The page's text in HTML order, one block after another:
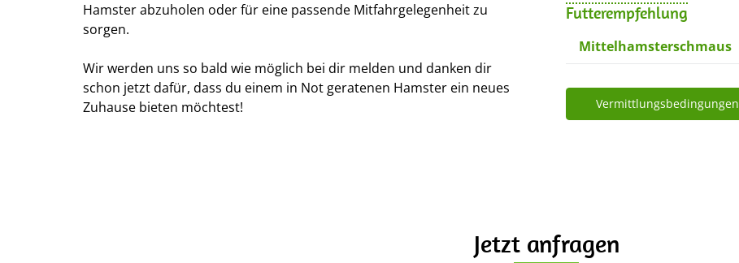
Hamster abzuholen oder für eine passende Mitfahrgelegenheit zu
sorgen.
Wir werden uns so bald wie möglich bei dir melden und danken dir
schon jetzt dafür, dass du einem in Not geratenen Hamster ein neues
Zuhause bieten möchtest!
Futterempfehlung
Mittelhamsterschmaus
Vermittlungsbedingungen
Jetzt anfragen